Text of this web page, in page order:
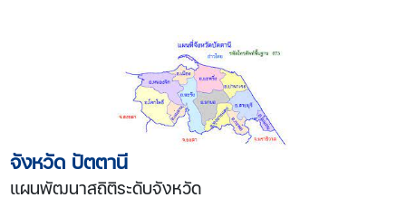
จังหวัด ปัตตานี
แผนพัฒนาสถิติระดับจังหวัด